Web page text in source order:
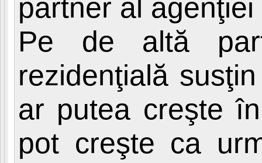
partner al
Pe de altă
rezidenţială
ar putea creşte
pot creşte ca